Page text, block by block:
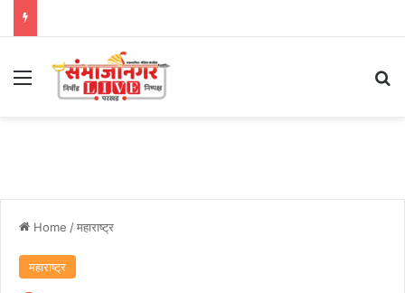
Menu
Home /महाराष्ट्र
महाराष्ट्र